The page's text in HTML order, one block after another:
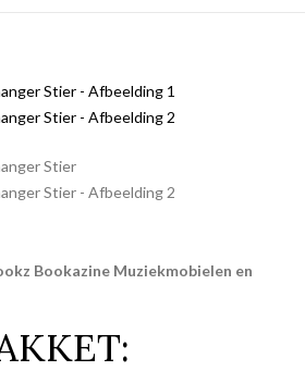
Bookazine Muziekmobielen en